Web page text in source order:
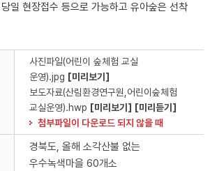
일 현장접수 등으로 가능하고 유아숲은 선착
사진파일(어린이 숲체험 교실
운영).jpg [미리보기]
보도자료(산림환경연구원,어린이숲체험
교실운영).hwp [미리보기]
[미리듣기]
첨부파일이 다운로드 되지 않을 때
경북도, 올해 소각산불 없는
우수녹색마을 60개소